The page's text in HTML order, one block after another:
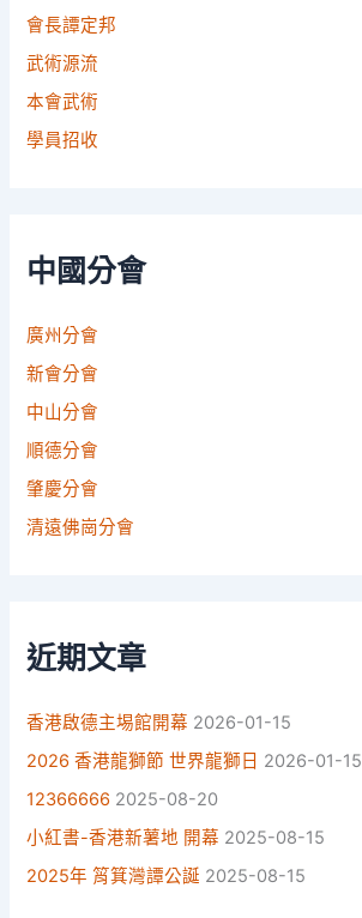
會長譚定邦
武術源流
本會武術
學員招收
中國分會
廣州分會
新會分會
中山分會
順德分會
肇慶分會
清遠佛崗分會
近期文章
香港啟德主埸館開幕 2026-01-15
2026 香港龍獅節 世界龍獅日 2026-01-15
12366666 2025-08-20
小紅書-香港新薯地 開幕 2025-08-15
2025年 筲箕灣譚公誕 2025-08-15